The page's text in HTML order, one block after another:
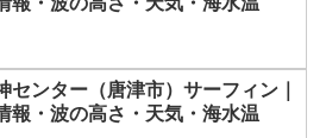
センター（唐津市）サーフィン｜
報・波の高さ・天気・海水温